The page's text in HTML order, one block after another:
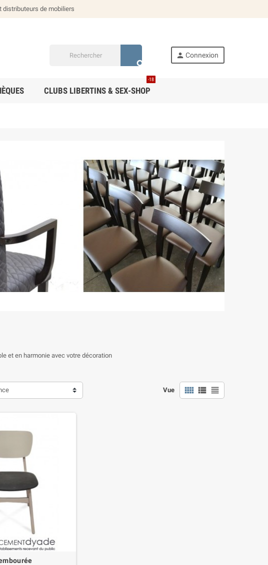
de mobiliers
search
person Connexion
CLUBS LIBERTINS & SEX-SHOP
-18
et en harmonie avec votre décoration
Vue view_comfy view_list view_headline